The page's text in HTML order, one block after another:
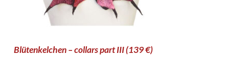
Blütenkelchen – collars part III (139 €)